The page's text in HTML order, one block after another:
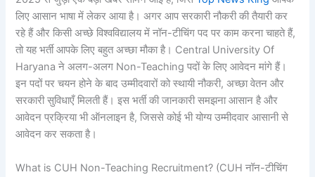
लिए आसान भाषा में लेकर आया है। अगर आप सरकारी नौकरी की तैयारी कर
रहे हैं और किसी अच्छे विश्वविद्यालय में नॉन-टीचिंग पद पर काम करना चाहते हैं,
तो यह भर्ती आपके लिए बहुत अच्छा मौका है। Central University Of
Haryana ने अलग-अलग Non-Teaching पदों के लिए आवेदन मांगे हैं।
इन पदों पर चयन होने के बाद उम्मीदवारों को स्थायी नौकरी, अच्छा वेतन और
सरकारी सुविधाएँ मिलती हैं। इस भर्ती की जानकारी समझना आसान है और
आवेदन प्रक्रिया भी ऑनलाइन है, जिससे कोई भी योग्य उम्मीदवार आसानी से
आवेदन कर सकता है।
What is CUH Non-Teaching Recruitment? (CUH नॉन-टीचिंग